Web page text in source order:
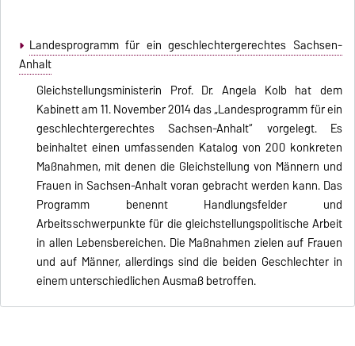
Landesprogramm für ein geschlechtergerechtes Sachsen-
Anhalt
Gleichstellungsministerin Prof. Dr. Angela Kolb hat dem
Kabinett am 11. November 2014 das „Landesprogramm für ein
geschlechtergerechtes Sachsen-Anhalt“ vorgelegt. Es
beinhaltet einen umfassenden Katalog von 200 konkreten
Maßnahmen, mit denen die Gleichstellung von Männern und
Frauen in Sachsen-Anhalt voran gebracht werden kann. Das
Programm benennt Handlungsfelder und
Arbeitsschwerpunkte für die gleichstellungspolitische Arbeit
in allen Lebensbereichen. Die Maßnahmen zielen auf Frauen
und auf Männer, allerdings sind die beiden Geschlechter in
einem unterschiedlichen Ausmaß betroffen.